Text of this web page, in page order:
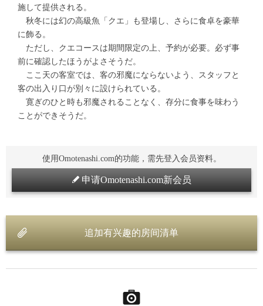
施して提供される。
秋冬には幻の高級魚「クエ」も登場し、さらに食卓を豪華
に飾る。
ただし、クエコースは期間限定の上、予約が必要。必ず事
前に確認したほうがよさそうだ。
ここ天の客室では、客の邪魔にならないよう、スタッフと
客の出入り口が別々に設けられている。
寛ぎのひと時も邪魔されることなく、存分に食事を味わう
ことができそうだ。
使用Omotenashi.com的功能，需先登入会员资料。
申请Omotenashi.com新会员
追加有兴趣的房间清单